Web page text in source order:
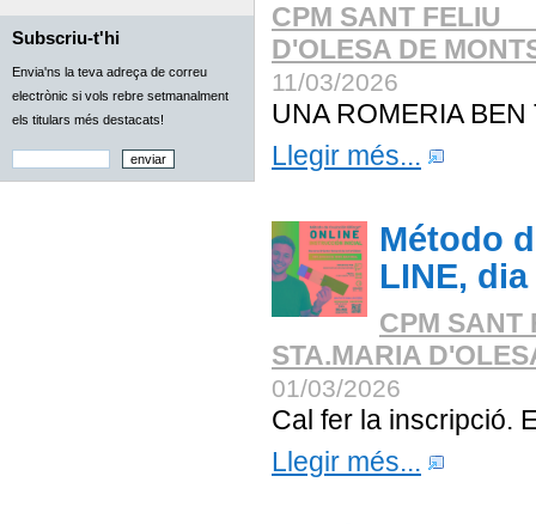
Subscriu-t'hi
Envia'ns la teva adreça de correu
electrònic si vols rebre setmanalment
els titulars més destacats!
CPM SANT FELIU
D'OLESA DE
11/03/2026
UNA ROMERIA
Llegir més...
Método
LINE,
CPM SANT
STA.MARIA
01/03/2026
Cal fer la inscripció.
Llegir més...